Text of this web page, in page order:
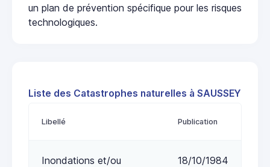
un plan de prévention spécifique pour les risques
technologiques.
Liste des Catastrophes naturelles à SAUSSEY
Libellé Publication
Inondations et/ou
18/10/1984